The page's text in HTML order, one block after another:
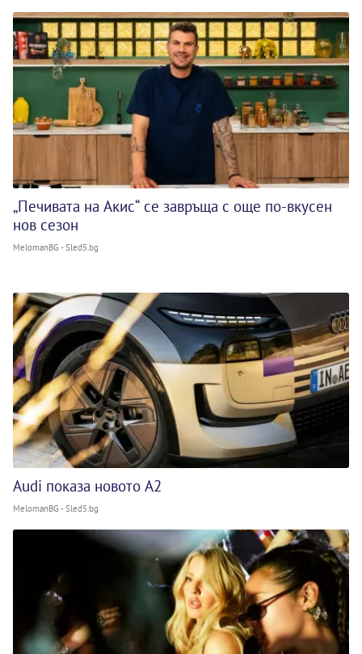
„Печивата на Акис“ се завръща с още по-вкусен
нов сезон
MelomanBG - Sled5.bg
Audi показа новото A2
MelomanBG - Sled5.bg